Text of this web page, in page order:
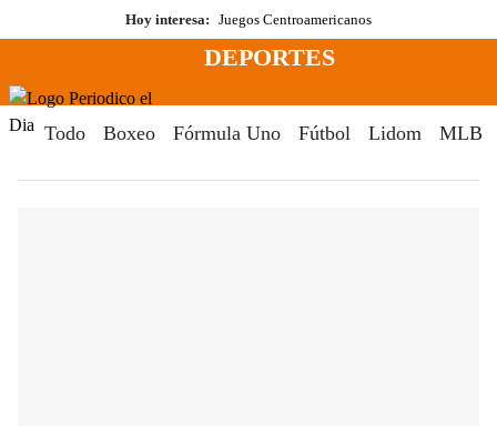
al
Hoy interesa: Juegos Centroamericanos
Menú
DEPORTES
Todo Boxeo Fórmula Uno Fútbol Lidom MLB